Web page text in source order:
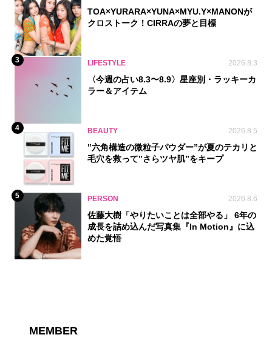
TOA×YURARA×YUNA×MYU.Y×MANONが
クロストーク！CIRRAの夢と目標
3 LIFESTYLE 2026.8.3
〈今週の占い8.3〜8.9〉星座別・ラッキーカ
ラー＆アイテム
4 BEAUTY 2026.8.5
‟六角構造の微粒子パウダー”が夏のテカリと
毛穴を救って‟さらツヤ肌”をキープ
5 PERSON 2026.8.6
佐藤大樹「やりたいことは全部やる」 6年の
成長を詰め込んだ写真集『In Motion』に込
めた覚悟
MEMBER